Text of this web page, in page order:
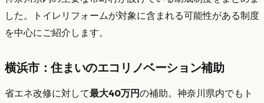
した。トイレリフォームが対象に含まれる可能性がある制度
を中心にご紹介します。
横浜市：住まいのエコリノベーション補助
省エネ改修に対して最大40万円の補助。神奈川県内でもト